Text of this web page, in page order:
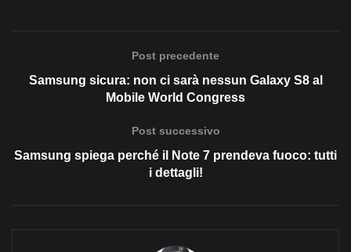
Post precedente
Samsung sicura: non ci sarà nessun Galaxy S8 al
Mobile World Congress
Post successivo
Samsung spiega perché il Note 7 prendeva fuoco: tutti
i dettagli!